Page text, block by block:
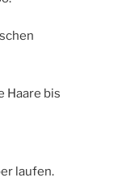
Haare bis
laufen.